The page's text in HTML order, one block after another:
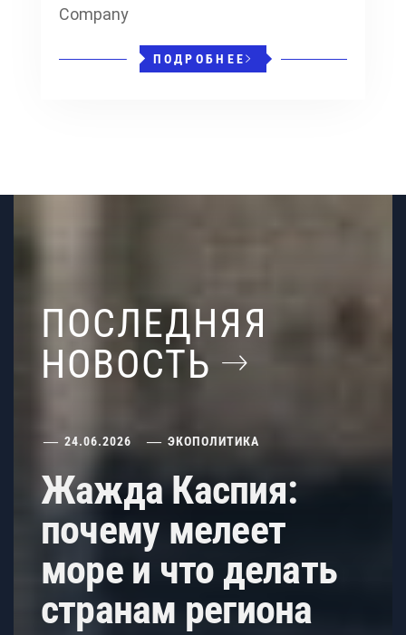
Company
ПОДРОБНЕЕ
ПОСЛЕДНЯЯ
НОВОСТЬ
24.06.2026 ЭКОПОЛИТИКА
Жажда Каспия:
почему мелеет
море и что делать
странам региона